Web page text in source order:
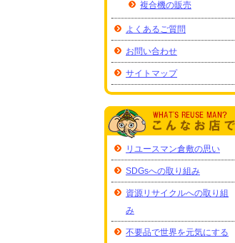
複合機の販売
よくあるご質問
お問い合わせ
サイトマップ
リユースマン倉敷の思い
SDGsへの取り組み
資源リサイクルへの取り組
み
不要品で世界を元気にする